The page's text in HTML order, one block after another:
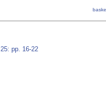
25: pp. 16-22